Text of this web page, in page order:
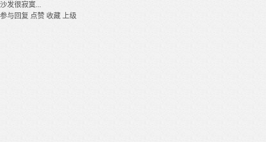
沙发很寂寞...
参与回复 点赞 收藏 上级